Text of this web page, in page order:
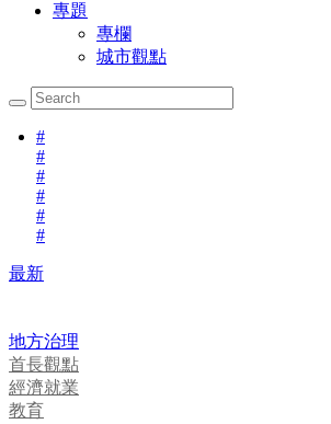
專題
專欄
城市觀點
#
#
#
#
#
#
最新
地方治理
首長觀點
經濟就業
教育